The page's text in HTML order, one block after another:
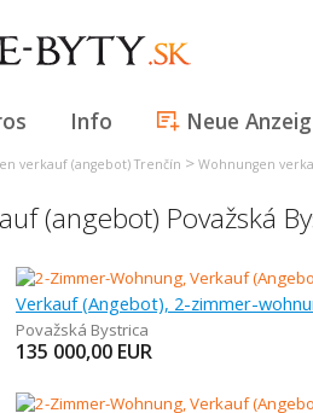
Info Neue
verkauf (angebot) Trenčín > Wohnungen
(angebot) Považská
Považská Bystrica
135 000,00 EUR